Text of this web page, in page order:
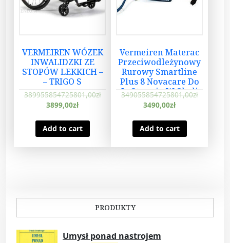
VERMEIREN WÓZEK
INWALIDZKI ZE
STOPÓW LEKKICH –
– TRIGO S
389955854725801,00zł
3899,00zł
Add to cart
Vermeiren Materac
Przeciwodleżynowy
Rurowy Smartline
Plus 8 Novacare Do
Iv Stopnia W Skali
Epuap
349055854725801,00zł
3490,00zł
Add to cart
PRODUKTY
Umysł ponad nastrojem